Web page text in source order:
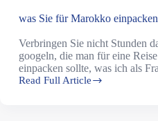
was Sie für Marokko
Verbringen Sie nicht Stunden
googeln, die man für eine
einpacken sollte, was ich als
Read Full Article